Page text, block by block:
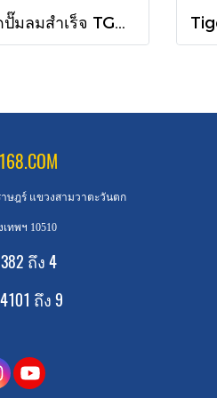
าษฎร์ แขวงสามวาตะวันตก
ทพฯ 10510
ถึง 4
ถึง 9